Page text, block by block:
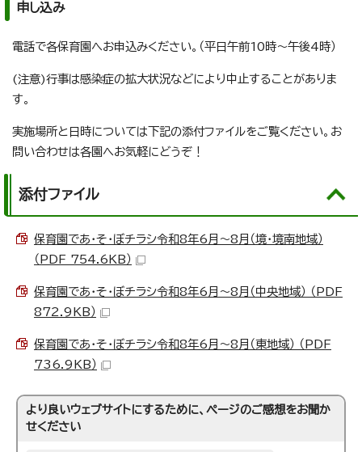
申し込み
電話で各保育園へお申込みください。（平日午前10時～午後4時）
(注意)行事は感染症の拡大状況などにより中止することがありま
す。
実施場所と日時については下記の添付ファイルをご覧ください。お
問い合わせは各園へお気軽にどうぞ！
添付ファイル
保育園であ・そ・ぼチラシ令和8年6月～8月（境・境南地域）
（PDF 754.6KB）
保育園であ・そ・ぼチラシ令和8年6月～8月（中央地域） （PDF
872.9KB）
保育園であ・そ・ぼチラシ令和8年6月～8月（東地域） （PDF
736.9KB）
より良いウェブサイトにするために、ページのご感想をお聞か
せください